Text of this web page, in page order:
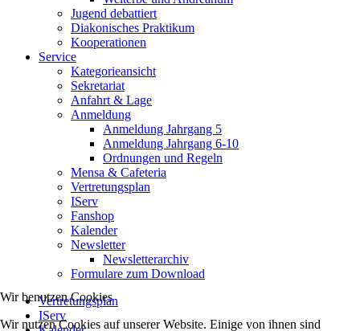
Jugend debattiert
Diakonisches Praktikum
Kooperationen
Service
Kategorieansicht
Sekretariat
Anfahrt & Lage
Anmeldung
Anmeldung Jahrgang 5
Anmeldung Jahrgang 6-10
Ordnungen und Regeln
Mensa & Cafeteria
Vertretungsplan
IServ
Fanshop
Kalender
Newsletter
Newsletterarchiv
Formulare zum Download
Vertretungsplan
IServ
Wir benutzen Cookies
Wir nutzen Cookies auf unserer Website. Einige von ihnen sind